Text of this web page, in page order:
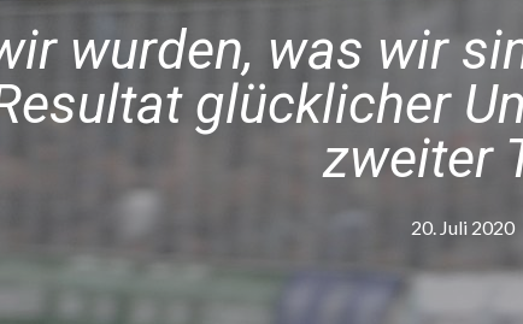
wurden, was wir
glücklicher
zweiter
20. Juli 2020